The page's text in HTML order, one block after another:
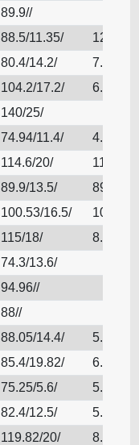
89.9//
88.5/11.35/
12.6
80.4/14.2/
7.85
104.2/17.2/
6.6
140/25/
74.94/11.4/
4.34
114.6/20/
114.067
89.9/13.5/
89.9
100.53/16.5/
100.53
115/18/
8.5
74.3/13.6/
94.96//
88//
88.05/14.4/
5.89
85.4/19.82/
6.7
75.25/5.6/
5.7
82.4/12.5/
5.77
119.82/20/
8.715